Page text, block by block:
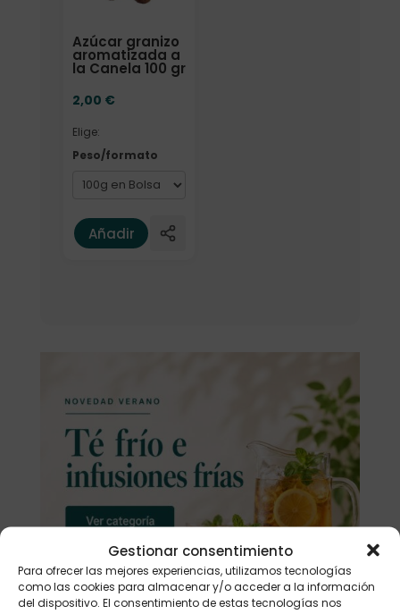
Gestionar consentimiento
Para ofrecer las mejores experiencias, utilizamos tecnologías
como las cookies para almacenar y/o acceder a la información
del dispositivo. El consentimiento de estas tecnologías nos
Azúcar granizo
aromatizada a
la Canela 100 gr
2,00 €
Elige:
Peso/formato
Añadir